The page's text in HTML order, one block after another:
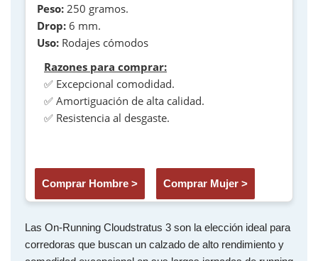
Peso: 250 gramos.
Drop: 6 mm.
Uso: Rodajes cómodos
Razones para comprar:
✅ Excepcional comodidad.
✅ Amortiguación de alta calidad.
✅ Resistencia al desgaste.
Comprar Hombre > Comprar Mujer >
Las On-Running Cloudstratus 3 son la elección ideal para
corredoras que buscan un calzado de alto rendimiento y